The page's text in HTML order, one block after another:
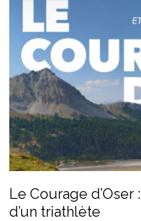
Le Courage
d’un triathlète